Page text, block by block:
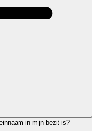
in mijn bezit is?